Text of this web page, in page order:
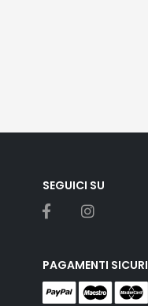
SEGUICI SU
PAGAMENTI SICURI